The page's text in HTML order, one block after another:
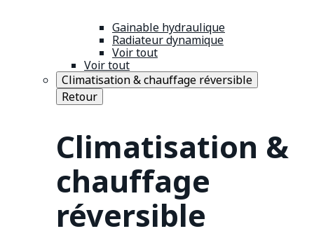
Gainable hydraulique
Radiateur dynamique
Voir tout
Voir tout
Climatisation & chauffage réversible
Retour
Climatisation &
chauffage
réversible